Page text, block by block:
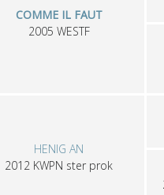
COMME IL FAUT
2005 WESTF
HENIG AN
2012 KWPN ster prok